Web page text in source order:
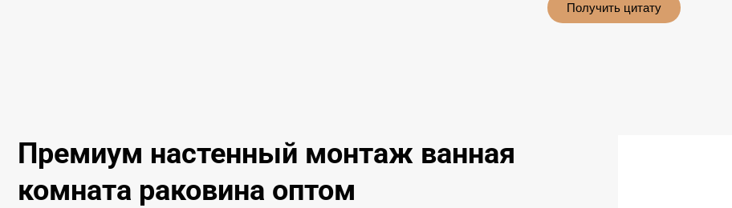
Получить цитату
Премиум настенный монтаж ванная
комната раковина оптом